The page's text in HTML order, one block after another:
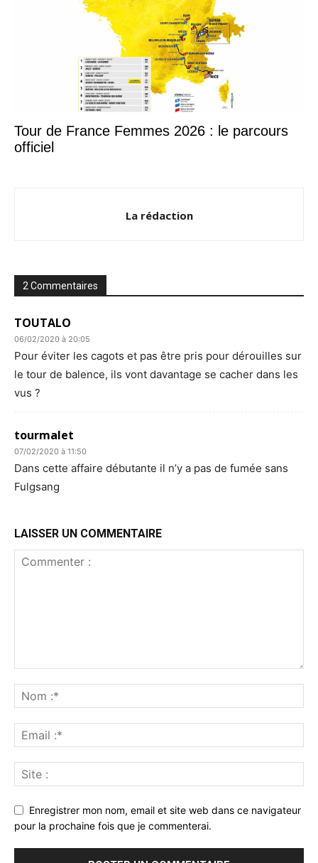
Tour de France Femmes 2026 : le parcours
officiel
La rédaction
2 Commentaires
TOUTALO
06/02/2020 à 20:05
Pour éviter les cagots et pas être pris pour dérouilles sur
le tour de balence, ils vont davantage se cacher dans les
vus ?
tourmalet
07/02/2020 à 11:50
Dans cette affaire débutante il n’y a pas de fumée sans
Fulgsang
LAISSER UN COMMENTAIRE
Enregistrer mon nom, email et site web dans ce navigateur
pour la prochaine fois que je commenterai.